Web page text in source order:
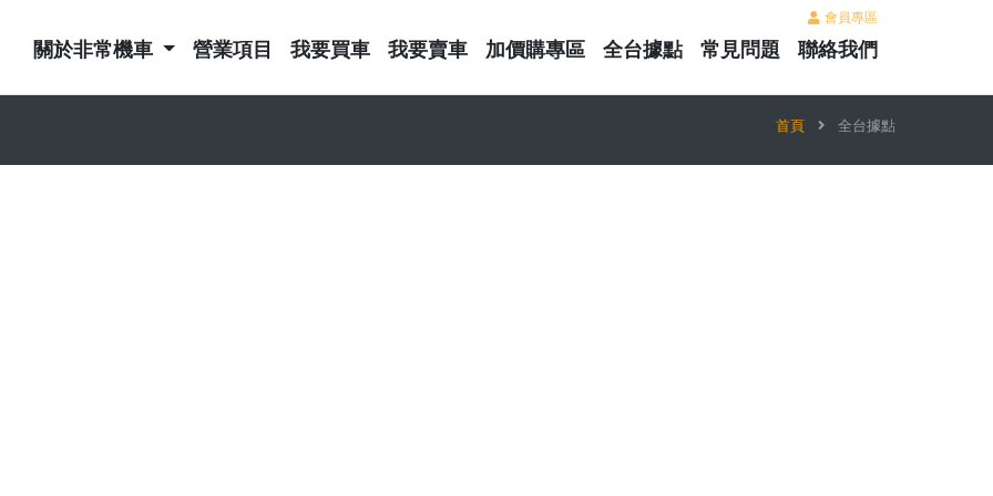
會員專區
關於非常機車 營業項目 我要買車 我要賣車 加價購專區 全台據點 常見問題 聯絡我們
首頁 全台據點